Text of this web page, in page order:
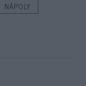
NÁPOLY